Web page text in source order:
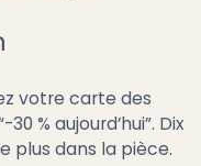
votre carte des
% aujourd’hui”. Dix
plus dans la pièce.